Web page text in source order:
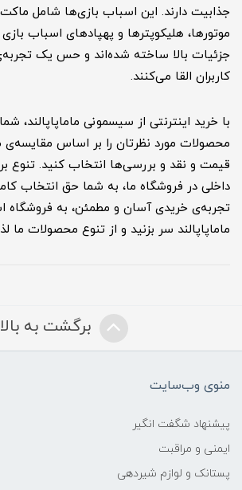
جذابیت دارند. این اسباب بازی‌ها شامل
موتورها، هلیکوپترها و پهپادهای اسباب
جزئیات بالا ساخته شده‌اند و حس یک
کاربران القا می‌کنند.
با خرید اینترنتی از سیسمونی ماماپاپالند،
محصولات مورد نظرتان را بر اساس
قیمت و نقد و بررسی‌ها انتخاب کنید. تنوع
داخلی در فروشگاه ما، به شما حق انتخاب
تجربه‌ی خریدی آسان و مطمئن، به فروشگاه
ماماپاپالند سر بزنید و از تنوع محصولات ما
برگشت به بالا
منوی وب‌سایت
پیشنهاد شگفت انگیر
ایمنی و مراقبت
پستانک و لوازم شیردهی